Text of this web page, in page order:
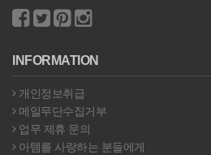
INFORMATION
개인정보취급
메일무단수집거부
업무 제휴 문의
아템를 사랑하는 분들에게